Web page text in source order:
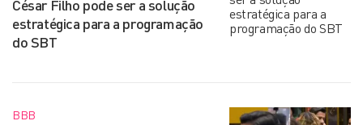
César Filho pode ser a solução
estratégica para a programação
do SBT
BBB